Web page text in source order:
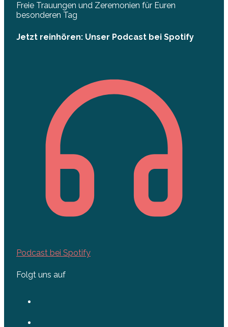
Freie Trauungen und Zeremonien für Euren
besonderen Tag
Jetzt reinhören: Unser Podcast bei Spotify
Podcast bei Spotify
Folgt uns auf